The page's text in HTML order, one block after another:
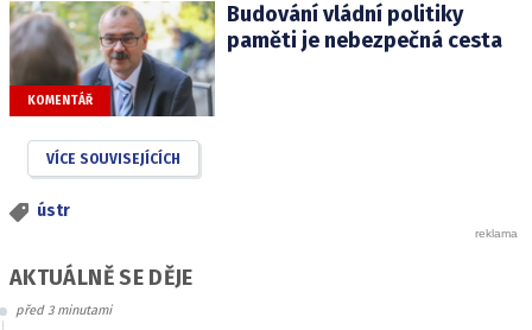
KOMENTÁŘ
Budování vládní politiky
paměti je nebezpečná cesta
VÍCE SOUVISEJÍCÍCH
ústr
AKTUÁLNĚ SE DĚJE
před 3 minutami